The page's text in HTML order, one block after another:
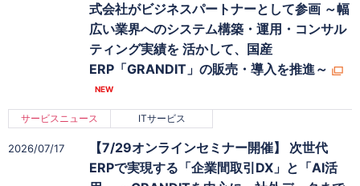
式会社がビジネスパートナーとして参画 ～幅
広い業界へのシステム構築・運用・コンサル
ティング実績を 活かして、国産
ERP「GRANDIT」の販売・導入を推進～
2026/07/17
サービスニュース ITサービス
【7/29オンラインセミナー開催】 次世代
ERPで実現する「企業間取引DX」と「AI活